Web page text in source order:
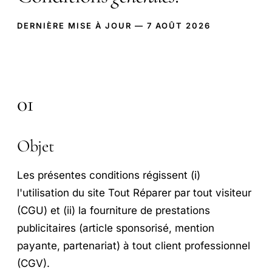
DERNIÈRE MISE À JOUR — 7 AOÛT 2026
01
Objet
Les présentes conditions régissent (i)
l'utilisation du site Tout Réparer par tout visiteur
(CGU) et (ii) la fourniture de prestations
publicitaires (article sponsorisé, mention
payante, partenariat) à tout client professionnel
(CGV).